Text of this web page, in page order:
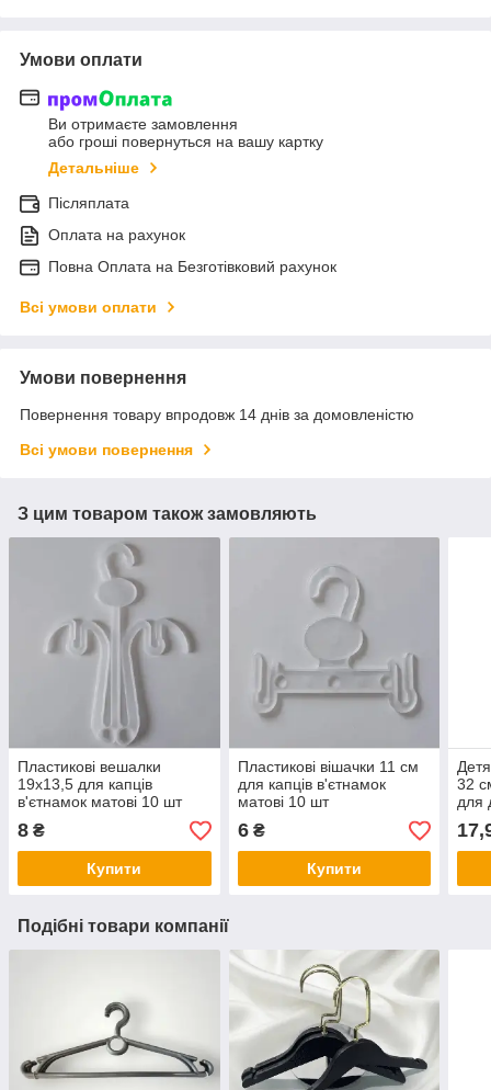
Умови оплати
Ви отримаєте замовлення
або гроші повернуться на вашу картку
Детальніше
Післяплата
Оплата на рахунок
Повна Оплата на Безготівковий рахунок
Всі умови оплати
Умови повернення
Повернення товару впродовж 14 днів за домовленістю
Всі умови повернення
З цим товаром також замовляють
Пластикові вешалки
19х13,5 для капців
в'єтнамок матові 10 шт
8 ₴
Купити
Пластикові вішачки 11 см
для капців в'єтнамок
матові 10 шт
6₴
Купити
32
для
Подібні товари компанії